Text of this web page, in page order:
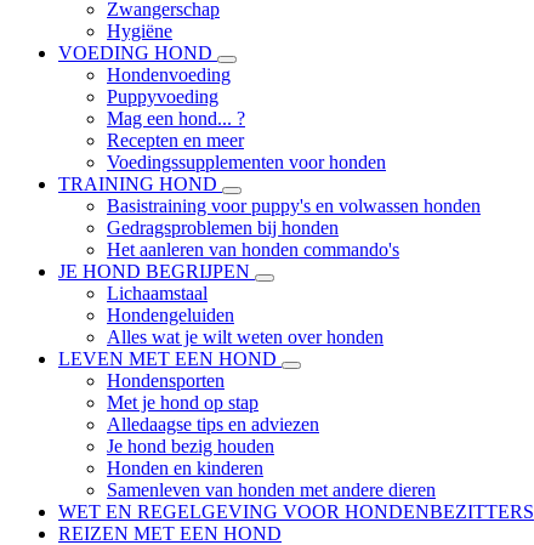
Zwangerschap
Hygiëne
VOEDING HOND
Hondenvoeding
Puppyvoeding
Mag een hond... ?
Recepten en meer
Voedingssupplementen voor honden
TRAINING HOND
Basistraining voor puppy's en volwassen honden
Gedragsproblemen bij honden
Het aanleren van honden commando's
JE HOND BEGRIJPEN
Lichaamstaal
Hondengeluiden
Alles wat je wilt weten over honden
LEVEN MET EEN HOND
Hondensporten
Met je hond op stap
Alledaagse tips en adviezen
Je hond bezig houden
Honden en kinderen
Samenleven van honden met andere dieren
WET EN REGELGEVING VOOR HONDENBEZITTERS
REIZEN MET EEN HOND